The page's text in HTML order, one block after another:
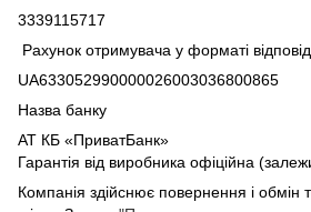
3339115717
Рахунок отримувача у форматі
UA633052990000026003036800865
Назва банку
АТ КБ «ПриватБанк»
Гарантія від виробника офіційна
Компанія здійснює повернення і обмін